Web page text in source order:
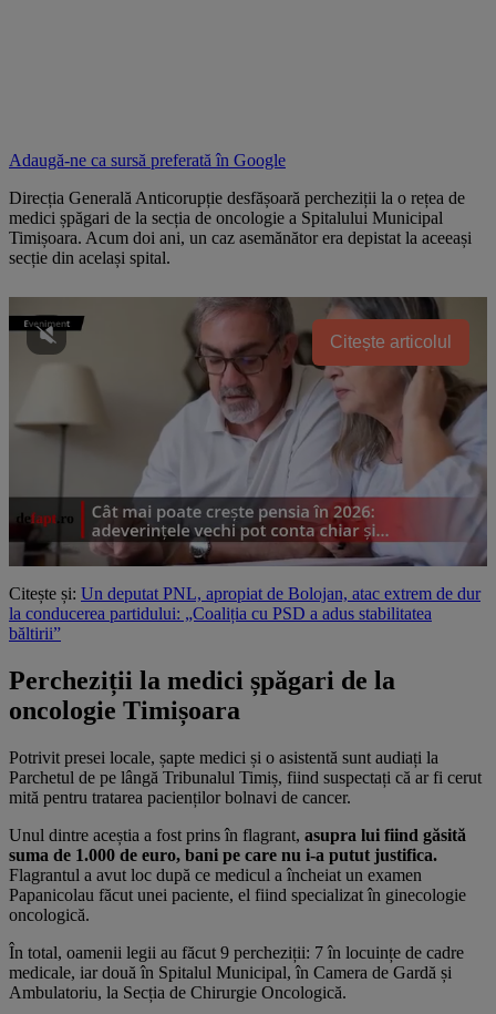
Adaugă-ne ca sursă preferată în Google
Direcția Generală Anticorupție desfășoară percheziții la o rețea de
medici șpăgari de la secția de oncologie a Spitalului Municipal
Timișoara. Acum doi ani, un caz asemănător era depistat la aceeași
secție din același spital.
Citește articolul
Citește și: Un deputat PNL, apropiat de Bolojan, atac extrem de dur
la conducerea partidului: „Coaliția cu PSD a adus stabilitatea
băltirii”
Percheziții la medici șpăgari de la
oncologie Timișoara
Potrivit presei locale, șapte medici și o asistentă sunt audiați la
Parchetul de pe lângă Tribunalul Timiș, fiind suspectați că ar fi cerut
mită pentru tratarea pacienților bolnavi de cancer.
Unul dintre aceștia a fost prins în flagrant, asupra lui fiind găsită
suma de 1.000 de euro, bani pe care nu i-a putut justifica.
Flagrantul a avut loc după ce medicul a încheiat un examen
Papanicolau făcut unei paciente, el fiind specializat în ginecologie
oncologică.
În total, oamenii legii au făcut 9 percheziții: 7 în locuințe de cadre
medicale, iar două în Spitalul Municipal, în Camera de Gardă și
Ambulatoriu, la Secția de Chirurgie Oncologică.